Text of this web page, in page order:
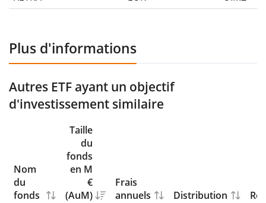
Plus d'informations
Autres ETF ayant un objectif
d'investissement similaire
Nom
du
fonds
Taille
du
fonds
en M
€
(AuM)
Frais
annuels
Distribution